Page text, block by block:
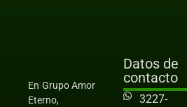
En Grupo Amor
Eterno,
Datos de
contacto
3227-